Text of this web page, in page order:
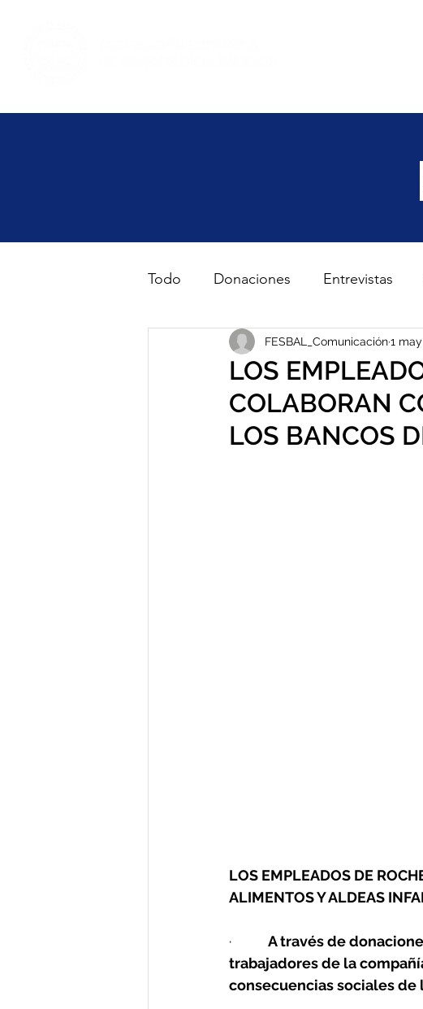
Todo Donaciones Entrevistas
Gran Recogida de Alimentos
LOS
COLABORAN
LOS BANCOS
FESBAL_Comunicación1
LOS EMPLEADOS DE
ALIMENTOS Y ALDEAS
· A través de
trabajadores de la
consecuencias sociales